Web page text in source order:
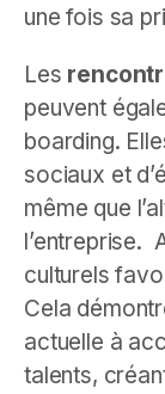
une fois sa
Les
peuvent
boarding.
sociaux et
même que
l’entreprise.
culturels
Cela
actuelle à
talents,